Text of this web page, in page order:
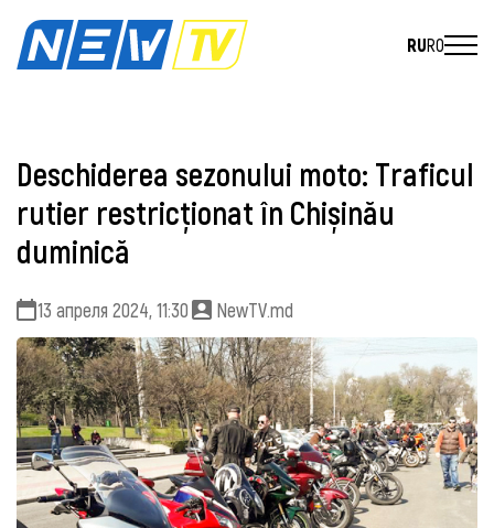
RURO
Deschiderea sezonului moto: Traficul
rutier restricționat în Chișinău
duminică
13 апреля 2024, 11:30 NewTV.md